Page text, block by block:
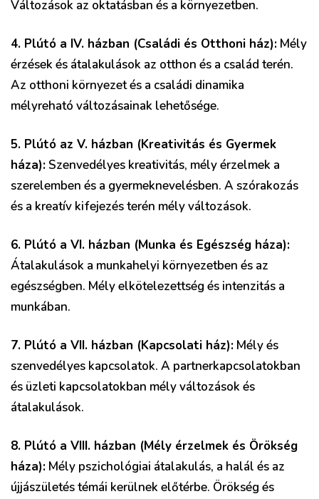
Változások az oktatásban és a környezetben.
4. Plútó a IV. házban (Családi és Otthoni ház): Mély
érzések és átalakulások az otthon és a család terén.
Az otthoni környezet és a családi dinamika
mélyreható változásainak lehetősége.
5. Plútó az V. házban (Kreativitás és Gyermek
háza): Szenvedélyes kreativitás, mély érzelmek a
szerelemben és a gyermeknevelésben. A szórakozás
és a kreatív kifejezés terén mély változások.
6. Plútó a VI. házban (Munka és Egészség háza):
Átalakulások a munkahelyi környezetben és az
egészségben. Mély elkötelezettség és intenzitás a
munkában.
7. Plútó a VII. házban (Kapcsolati ház): Mély és
szenvedélyes kapcsolatok. A partnerkapcsolatokban
és üzleti kapcsolatokban mély változások és
átalakulások.
8. Plútó a VIII. házban (Mély érzelmek és Örökség
háza): Mély pszichológiai átalakulás, a halál és az
újjászületés témái kerülnek előtérbe. Örökség és